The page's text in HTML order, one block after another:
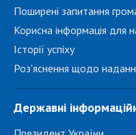
Поширені запитання
Корисна інформація для
Історії успіху
Роз'яснення щодо
Державні